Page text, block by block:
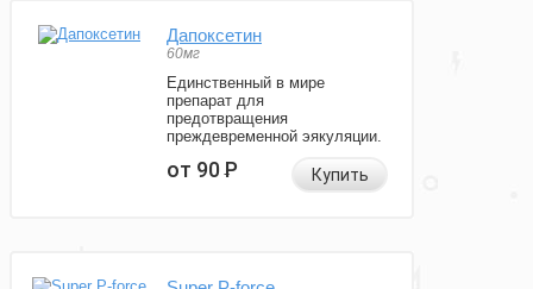
Дапоксетин
60мг
Единственный в мире
препарат для
предотвращения
преждевременной эякуляции.
от 90Р Купить